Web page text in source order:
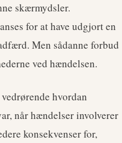
skærmydsler.
for at have udgjort en
Men sådanne forbud
ved hændelsen.
hvordan
når hændelser involverer
konsekvenser for,